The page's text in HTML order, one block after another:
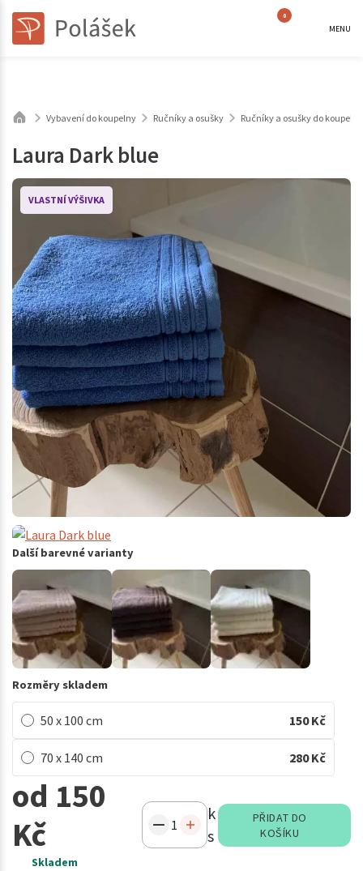
0
MENU
Vybavení do koupelny Ručníky a osušky Ručníky a osušky do
Laura Dark blue
VLASTNÍ VÝŠIVKA
Další barevné varianty
Rozměry skladem
50 x 100 cm 150Kč
70 x 140 cm 280Kč
od 150
Kč
Skladem
k
s
PŘIDAT DO
KOŠÍKU